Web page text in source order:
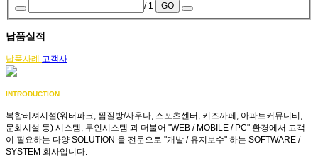
/ 1
GO
납품실적
납품사례 고객사
INTRODUCTION
복합레져시설(워터파크, 찜질방/사우나, 스포츠센터, 키즈까페, 아파트커뮤니티,
문화시설 등) 시스템, 무인시스템 과 더불어 "WEB / MOBILE / PC" 환경에서 고객
이 필요하는 다양 SOLUTION 을 전문으로 "개발 / 유지보수" 하는 SOFTWARE /
SYSTEM 회사입니다.